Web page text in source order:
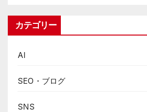
カテゴリー
AI
SEO・ブログ
SNS